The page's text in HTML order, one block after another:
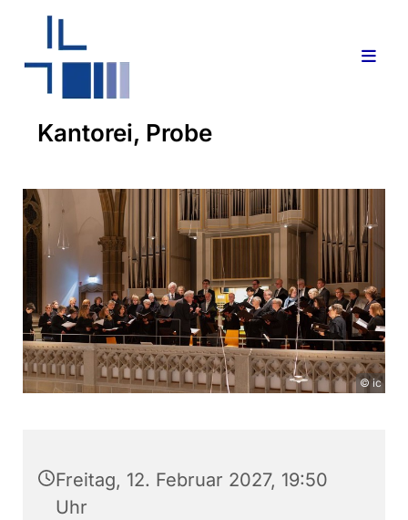
Kantorei, Probe
© ic
Freitag, 12. Februar 2027, 19:50
Uhr